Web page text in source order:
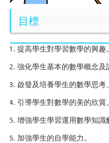
目標
提高學生對學習數學的興趣。
強化學生基本的數學概念及
啟發及培養學生的數學思考
引導學生對數學的美的欣賞。
增強學生學習運用數學知識
加強學生的自學能力。